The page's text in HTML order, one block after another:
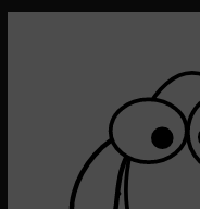
ukrutně